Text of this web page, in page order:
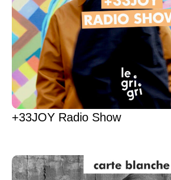
+33JOY Radio Show